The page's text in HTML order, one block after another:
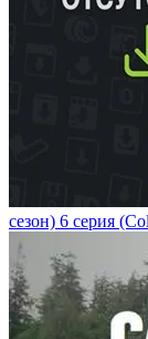
сезон) 6 серия